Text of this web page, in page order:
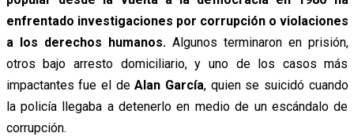
enfrentado investigaciones por corrupción o violaciones
a los derechos humanos.Algunos terminaron en prisión,
otros bajo arresto domiciliario, y uno de los casos más
impactantes fue el deAlan García, quien se suicidó cuando
la policía llegaba a detenerlo en medio de un escándalo de
corrupción.